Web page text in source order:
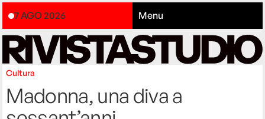
7 AGO 2026 Menu
Cultura
Madonna, una diva a